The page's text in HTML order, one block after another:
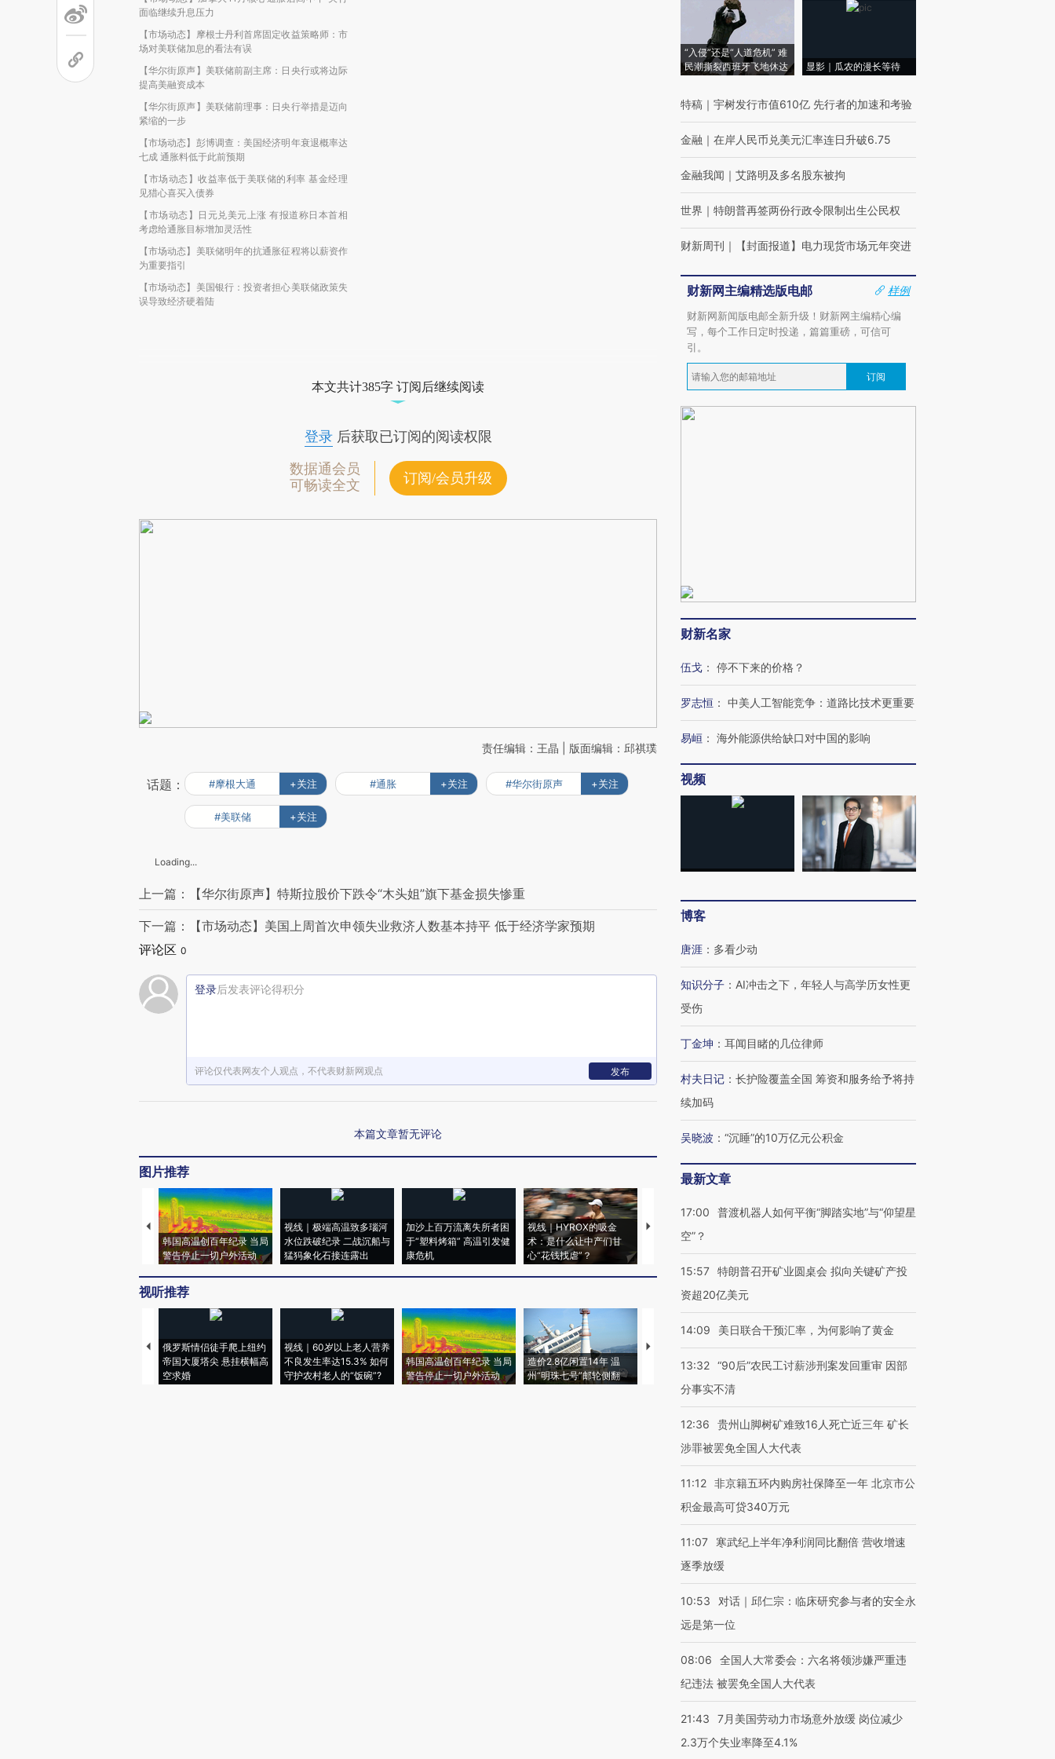
面临继续升息压力
【市场动态】摩根士丹利首席固定收益策略师：市
场对美联储加息的看法有误
【华尔街原声】美联储前副主席：日央行或将边际
提高美融资成本
【华尔街原声】美联储前理事：日央行举措是迈向
紧缩的一步
【市场动态】彭博调查：美国经济明年衰退概率达
七成 通胀料低于此前预期
【市场动态】收益率低于美联储的利率 基金经理
见猎心喜买入债券
【市场动态】日元兑美元上涨 有报道称日本首相
考虑给通胀目标增加灵活性
【市场动态】美联储明年的抗通胀征程将以薪资作
为重要指引
【市场动态】美国银行：投资者担心美联储政策失
误导致经济硬着陆
本文共计385字 订阅后继续阅读
登录后获取已订阅的阅读权限
数据通会员
可畅读全文
订阅/会员升级
责任编辑：王晶 | 版面编辑：邱祺璞
话题： #摩根大通 +关注 #通胀 +关注 #华尔街原声 +关注
#美联储 +关注
Loading...
上一篇：【华尔街原声】特斯拉股价下跌令“木头姐”旗下基金损失惨重
下一篇：【市场动态】美国上周首次申领失业救济人数基本持平 低于经济学家预期
评论区 0
登录后发表评论得积分
评论仅代表网友个人观点，不代表财新网观点 发布
本篇文章暂无评论
图片推荐
韩国高温创百年纪录 当局
警告停止一切户外活动
视线｜极端高温致多瑙河
水位跌破纪录 二战沉船与
猛犸象化石接连露出
加沙上百万流离失所者困
于“塑料烤箱” 高温引发健
康危机
视线｜HYROX的吸金
术：是什么让中产们甘
心“花钱找虐”？
马航飞行员跨国走私7万
粒摇头丸 尿检体内含3种
育部长拱下台
飞地休达
视听推荐
俄罗斯情侣徒手爬上纽约
帝国大厦塔尖 悬挂横幅高
空求婚
视线｜60岁以上老人营养
不良发生率达15.3% 如何
守护农村老人的“饭碗”?
韩国高温创百年纪录 当局
警告停止一切户外活动
造价2.8亿闲置14年 温
州“明珠七号”邮轮侧翻
特朗普出席葬礼疑似打瞌
睡引争议 白宫怒斥批评
38岁梅西上演帽子戏法
视线｜极端高温致多瑙河
水位跌破纪录 二战沉船与
“入侵”还是“人道危机” 难
民潮撕裂西班牙飞地休达
显影｜瓜农的漫长等待
特稿 ｜ 宇树发行市值610亿 先行者的加速和考验
金融 ｜ 在岸人民币兑美元汇率连日升破6.75
金融我闻 ｜ 艾路明及多名股东被拘
世界 ｜ 特朗普再签两份行政令限制出生公民权
财新周刊 ｜ 【封面报道】电力现货市场元年突进
财新网主编精选版电邮
样例
财新网新闻版电邮全新升级！财新网主编精心编
写，每个工作日定时投递，篇篇重磅，可信可
引。
订阅
财新名家
伍戈 ： 停不下来的价格？
罗志恒 ： 中美人工智能竞争：道路比技术更重要
易峘 ： 海外能源供给缺口对中国的影响
视频
博客
唐涯 ： 多看少动
知识分子 ： AI冲击之下，年轻人与高学历女性更
受伤
丁金坤 ： 耳闻目睹的几位律师
村夫日记 ： 长护险覆盖全国 筹资和服务给予将持
续加码
吴晓波 ： “沉睡”的10万亿元公积金
最新文章
17:00
普渡机器人如何平衡“脚踏实地”与“仰望星
空”？
15:57 特朗普召开矿业圆桌会 拟向关键矿产投
资超20亿美元
14:09 美日联合干预汇率，为何影响了黄金
13:32 “90后”农民工讨薪涉刑案发回重审 因部
分事实不清
12:36
贵州山脚树矿难致16人死亡近三年 矿长
涉罪被罢免全国人大代表
11:12 非京籍五环内购房社保降至一年 北京市公
积金最高可贷340万元
11:07
寒武纪上半年净利润同比翻倍 营收增速
逐季放缓
10:53
对话｜邱仁宗：临床研究参与者的安全永
远是第一位
08:06
全国人大常委会：六名将领涉嫌严重违
纪违法 被罢免全国人大代表
21:43
7月美国劳动力市场意外放缓 岗位减少
2.3万个失业率降至4.1%